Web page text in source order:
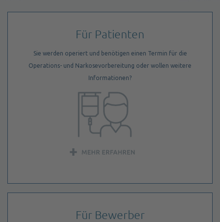
Für Patienten
Sie werden operiert und benötigen einen Termin für die
Operations- und Narkosevorbereitung oder wollen weitere
Informationen?
Für Bewerber